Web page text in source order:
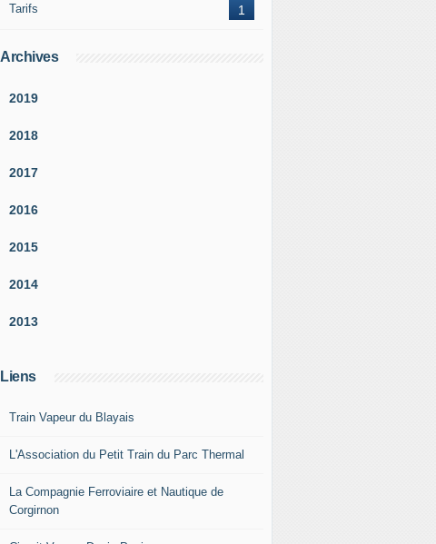
1
Tarifs
Archives
2019
2018
2017
2016
2015
2014
2013
Liens
Train Vapeur du Blayais
L'Association du Petit Train du Parc Thermal
La Compagnie Ferroviaire et Nautique de
Corgirnon